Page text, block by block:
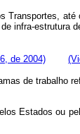
infra-
de 2004)
de trabalho
Estados